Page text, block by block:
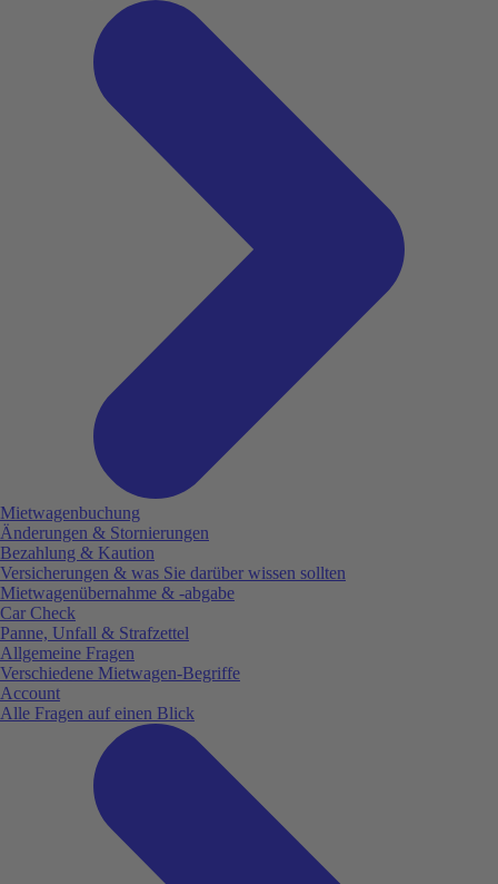
Mietwagenbuchung
Änderungen & Stornierungen
Bezahlung & Kaution
Versicherungen & was Sie darüber wissen sollten
Mietwagenübernahme & -abgabe
Car Check
Panne, Unfall & Strafzettel
Allgemeine Fragen
Verschiedene Mietwagen-Begriffe
Account
Alle Fragen auf einen Blick